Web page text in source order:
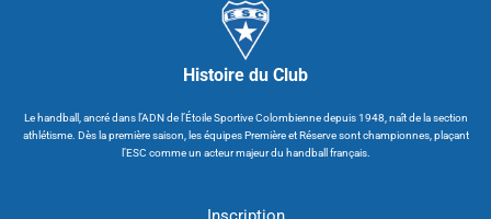
Histoire du Club
Le handball, ancré dans l’ADN de l’Étoile Sportive Colombienne depuis 1948, naît de la section
athlétisme. Dès la première saison, les équipes Première et Réserve sont championnes, plaçant
l’ESC comme un acteur majeur du handball français.